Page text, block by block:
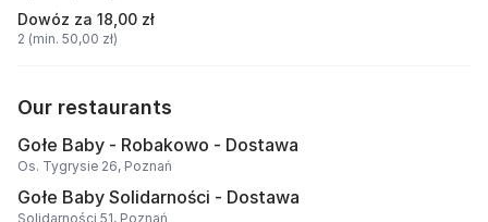
Dowóz za 18,00 zł
2 (min. 50,00 zł)
Our restaurants
Gołe Baby - Robakowo - Dostawa
Os. Tygrysie 26, Poznań
Gołe Baby Solidarności - Dostawa
Solidarności 51, Poznań